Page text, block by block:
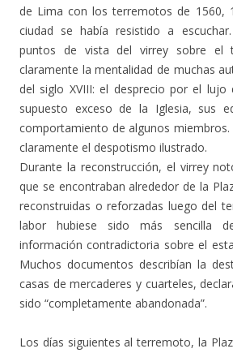
de Lima con los terremotos de 1560,
ciudad se había resistido a
puntos de vista del virrey sobre el
claramente la mentalidad de muchas
del siglo XVIII: el desprecio por el
supuesto exceso de la Iglesia, sus
comportamiento de algunos
claramente el despotismo ilustrado.
Durante la reconstrucción, el virrey
que se encontraban alrededor de la
reconstruidas o reforzadas luego del
labor hubiese sido más sencilla
información contradictoria sobre el
Muchos documentos describían la
casas de mercaderes y cuarteles,
sido “completamente abandonada”.
Los días siguientes al terremoto, la